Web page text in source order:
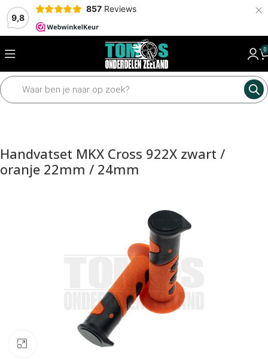
9,8
857 Reviews ×
0
Home Framedelen Sturen en toebehoren Handvatten
Handvatset MKX Cross 922X zwart /
oranje 22mm / 24mm
Klik om te vergroten